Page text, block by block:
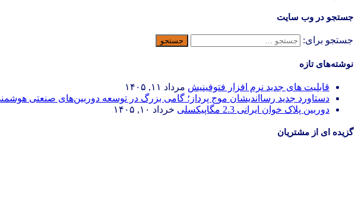
جستجو در وب سایت
جستجو برای:
نوشته‌های تازه
قابلیت های جدید نرم افزار فتوفینیش مرداد ۱۱, ۱۴۰۵
دستاورد جدید رسااندیشان موج پرداز؛ گامی بزرگ در توسعه دوربین‌های صنعتی
دوربین پلاک خوان ایرانی 2.3 مگاپیکسلی
خرداد ۱۰, ۱۴۰۵
گزیده ای از مشتریان